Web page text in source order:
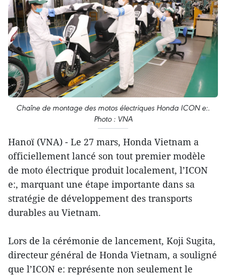
Chaîne de montage des motos électriques Honda ICON e:.
Photo : VNA
Hanoï (VNA) - Le 27 mars, Honda Vietnam a
officiellement lancé son tout premier modèle
de moto électrique produit localement, l’ICON
e:, marquant une étape importante dans sa
stratégie de développement des transports
durables au Vietnam.
Lors de la cérémonie de lancement, Koji Sugita,
directeur général de Honda Vietnam, a souligné
que l’ICON e: représente non seulement le